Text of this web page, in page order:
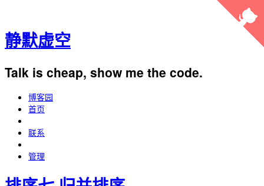
静默虚空
Talk is cheap, show me the code.
博客园
首页
联系
管理